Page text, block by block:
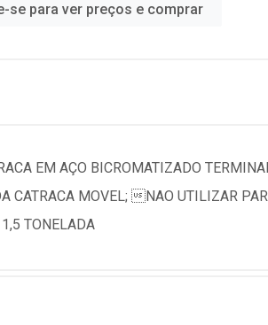
se para ver preços e comprar
EM AÇO BICROMATIZADO
CATRACA MOVEL; NAO UTILIZAR
TONELADA